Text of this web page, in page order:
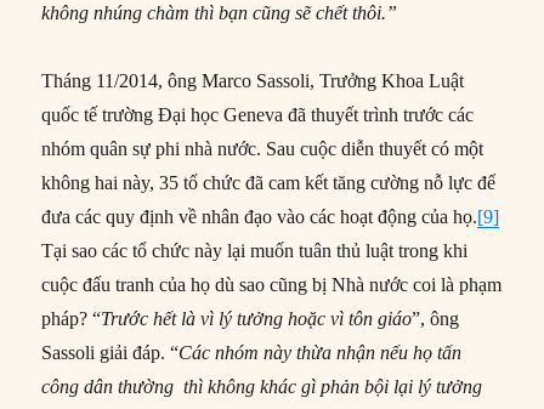
không nhúng chàm thì bạn cũng sẽ chết thôi.”
Tháng 11/2014, ông Marco Sassoli, Trưởng Khoa Luật
quốc tế trường Đại học Geneva đã thuyết trình trước các
nhóm quân sự phi nhà nước. Sau cuộc diễn thuyết có một
không hai này, 35 tổ chức đã cam kết tăng cường nỗ lực để
đưa các quy định về nhân đạo vào các hoạt động của họ.[9]
Tại sao các tổ chức này lại muốn tuân thủ luật trong khi
cuộc đấu tranh của họ dù sao cũng bị Nhà nước coi là phạm
pháp? “Trước hết là vì lý tưởng hoặc vì tôn giáo”, ông
Sassoli giải đáp. “Các nhóm này thừa nhận nếu họ tấn
công dân thường thì không khác gì phản bội lại lý tưởng